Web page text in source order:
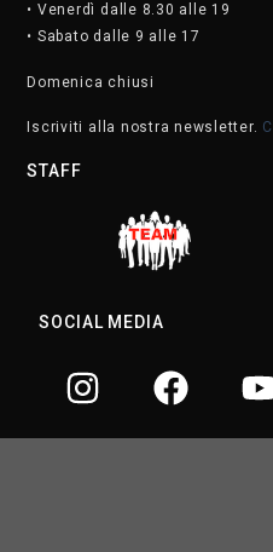
• Venerdì dalle 8.30 alle 19
• Sabato dalle 9 alle 17
Domenica chiusi
Iscriviti alla nostra newsletter.
STAFF
SOCIAL MEDIA